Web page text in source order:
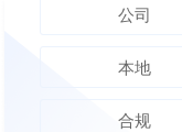
公司
本地
合规